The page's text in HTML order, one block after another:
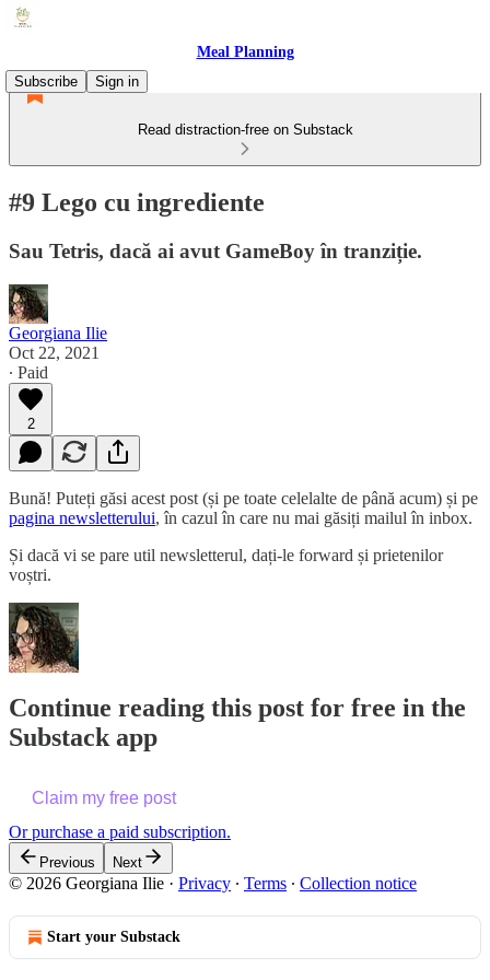
Meal Planning
Subscribe
Sign in
Read distraction-free on Substack
#9 Lego cu ingrediente
Sau Tetris, dacă ai avut GameBoy în tranziție.
Georgiana Ilie
Oct 22, 2021
∙ Paid
2
Bună! Puteți găsi acest post (și pe toate celelalte de până acum) și pe
pagina newsletterului, în cazul în care nu mai găsiți mailul în inbox.
Și dacă vi se pare util newsletterul, dați-le forward și prietenilor
voștri.
Continue reading this post for free in the
Substack app
Claim my free post
Or purchase a paid subscription.
Previous Next
© 2026 Georgiana Ilie · Privacy ∙ Terms ∙ Collection notice
Start your Substack